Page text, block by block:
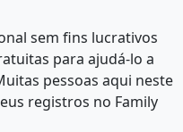
sem fins lucrativos
para ajudá-lo a
pessoas aqui neste
registros no Family